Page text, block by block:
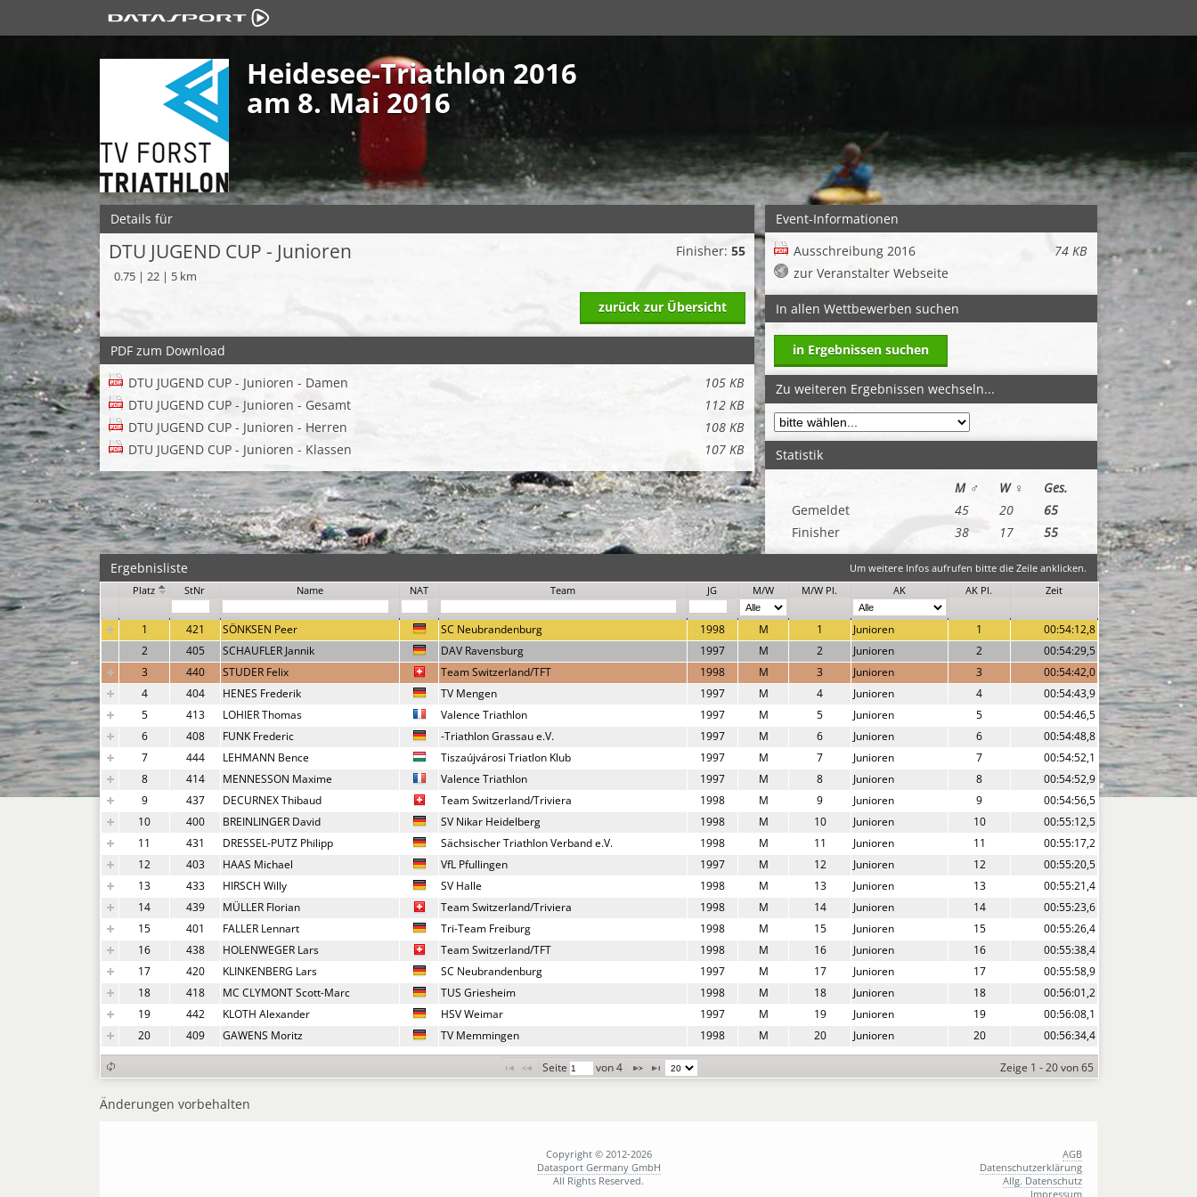
Heidesee-Triathlon 2016
am 8. Mai 2016
Details für
DTU JUGEND CUP - Junioren
0.75 | 22 | 5 km
Finisher: 55
zurück zur Übersicht
PDF zum Download
DTU JUGEND CUP - Junioren - Damen
105 KB
DTU JUGEND CUP - Junioren - Gesamt
112 KB
DTU JUGEND CUP - Junioren - Herren
108 KB
DTU JUGEND CUP - Junioren - Klassen
107 KB
Event-Informationen
Ausschreibung 2016
74 KB
zur Veranstalter Webseite
In allen Wettbewerben suchen
in Ergebnissen suchen
Zu weiteren Ergebnissen wechseln...
Statistik
Ges.
W ♀
M ♂
Gemeldet
65
20
45
Finisher
55
17
38
Ergebnisliste
Um weitere Infos aufrufen bitte die Zeile anklicken.
Platz
StNr Name NAT Team JG M/W M/W Pl. AK AK Pl. Zeit
1 421 SÖNKSEN Peer SC Neubrandenburg 1998 M 1 Junioren 1
00:54:12,8
2
405 SCHAUFLER Jannik DAV Ravensburg 1997 M 2 Junioren 2
00:54:29,5
3
440 STUDER Felix Team Switzerland/TFT 1998 M 3 Junioren 3
00:54:42,0
4
404 HENES Frederik TV Mengen 1997 M 4 Junioren 4
00:54:43,9
5
413 LOHIER Thomas Valence Triathlon 1997 M 5 Junioren 5
00:54:46,5
6
408 FUNK Frederic -Triathlon Grassau e.V. 1997 M 6 Junioren 6
00:54:48,8
7
444 LEHMANN Bence Tiszaújvárosi Triatlon Klub 1997 M 7 Junioren 7
00:54:52,1
8
414 MENNESSON Maxime Valence Triathlon 1997 M 8 Junioren 8
00:54:52,9
9
437 DECURNEX Thibaud Team Switzerland/Triviera 1998 M 9 Junioren 9
00:54:56,5
10
400 BREINLINGER David SV Nikar Heidelberg 1998 M 10 Junioren 10
00:55:12,5
11
431 DRESSEL-PUTZ Philipp Sächsischer Triathlon Verband e.V. 1998 M 11 Junioren 11
00:55:17,2
12
403 HAAS Michael VfL Pfullingen 1997 M 12 Junioren 12
00:55:20,5
13
433 HIRSCH Willy SV Halle 1998 M 13 Junioren 13
00:55:21,4
14
439 MÜLLER Florian Team Switzerland/Triviera 1998 M 14 Junioren 14
00:55:23,6
15
401 FALLER Lennart Tri-Team Freiburg 1998 M 15 Junioren 15
00:55:26,4
16
438 HOLENWEGER Lars Team Switzerland/TFT 1998 M 16 Junioren 16
00:55:38,4
17
420 KLINKENBERG Lars SC Neubrandenburg 1997 M 17 Junioren 17
00:55:58,9
18
418 MC CLYMONT Scott-Marc TUS Griesheim 1998 M 18 Junioren 18
00:56:01,2
19
442 KLOTH Alexander HSV Weimar 1997 M 19 Junioren 19
00:56:08,1
20
409 GAWENS Moritz TV Memmingen 1998 M 20 Junioren 20 00:56:34,4
Seite von 4 Zeige 1 - 20 von 65
Änderungen vorbehalten
Copyright © 2012-2026
Datasport Germany GmbH
All Rights Reserved.
AGB
Datenschutzerklärung
Allg. Datenschutz
Impressum